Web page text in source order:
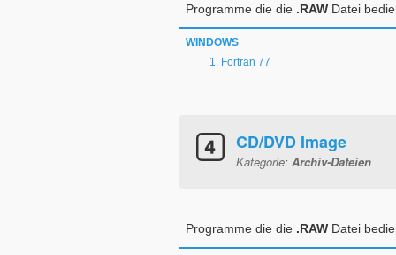
Programme die die .RAW Datei
WINDOWS
Fortran 77
CD/DVD Image
Kategorie: Archiv-Dateien
Programme die die .RAW Datei